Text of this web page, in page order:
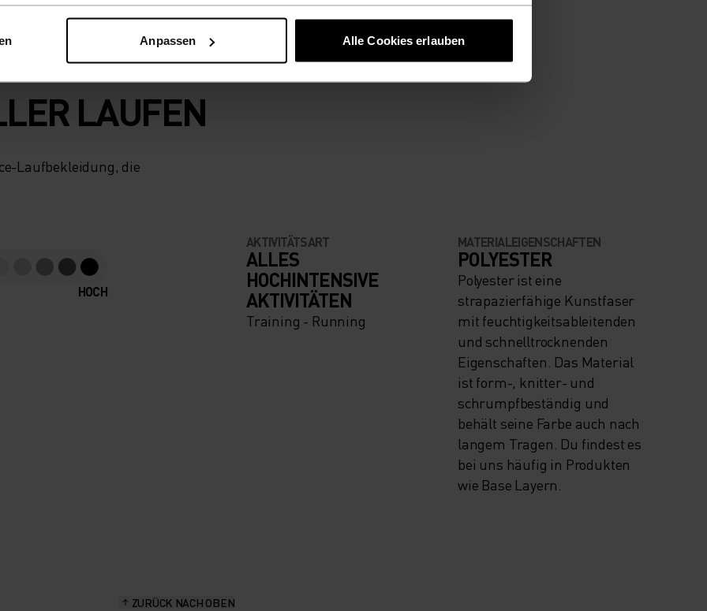
Anpassen Alle Cookies erlauben
LAUFEN
Laufbekleidung, die
HOCH
AKTIVITÄTSART
ALLES
HOCHINTENSIVE
AKTIVITÄTEN
Training - Running
MATERIALEIGENSCHAFTEN
POLYESTER
Polyester ist eine
strapazierfähige Kunstfaser
mit feuchtigkeitsableitenden
und schnelltrocknenden
Eigenschaften. Das Material
ist form-, knitter- und
schrumpfbeständig und
behält seine Farbe auch nach
langem Tragen. Du findest es
bei uns häufig in Produkten
wie Base Layern.
ZURÜCK NACH OBEN